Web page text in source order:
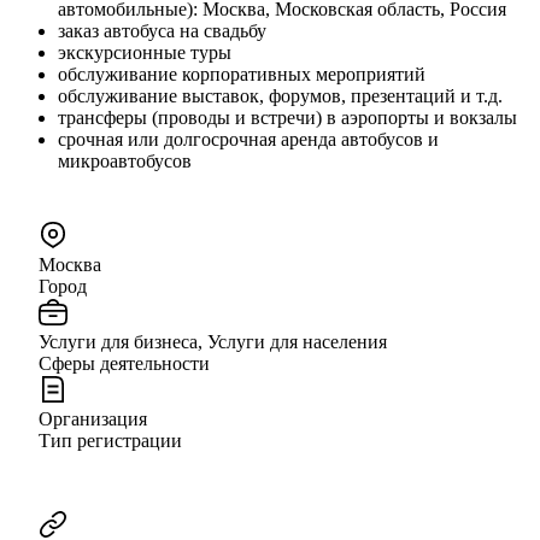
автомобильные): Москва, Московская область, Россия
заказ автобуса на свадьбу
экскурсионные туры
обслуживание корпоративных мероприятий
обслуживание выставок, форумов, презентаций и т.д.
трансферы (проводы и встречи) в аэропорты и вокзалы
срочная или долгосрочная аренда автобусов и
микроавтобусов
Москва
Город
Услуги для бизнеса, Услуги для населения
Сферы деятельности
Организация
Тип регистрации